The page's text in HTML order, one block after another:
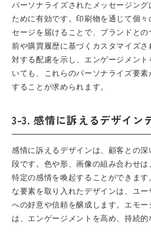
パーソナライズされたメッセージン
ために有効です。印刷物を通じて個
セージを届けることで、ブランドと
前や購買履歴に基づくカスタマイズ
対する配慮を示し、エンゲージメン
いても、これらのパーソナライズ要
することが求められます。
3-3. 感情に訴えるデザイン
感情に訴えるデザインは、顧客との
段です。色や形、画像の組み合わせは
特定の感情を喚起することができま
な要素を取り入れたデザインは、ユ
への好意や信頼を醸成します。エモ
は、エンゲージメントを高め、持続的